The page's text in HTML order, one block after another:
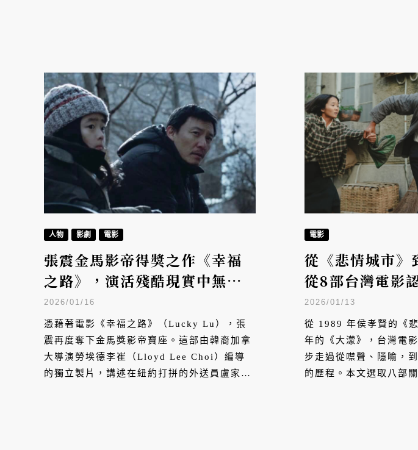
首為何一次次走向危險
義。
人物 影劇 電影
張震金馬影帝得獎之作《幸福
之路》，演活殘酷現實中無聲
掙扎的外送員父親
2026/01/16
憑藉著電影《幸福之路》（Lucky Lu），張
震再度奪下金馬獎影帝寶座。這部由韓裔加拿
大導演勞埃德李崔（Lloyd Lee Choi）編導
的獨立製片，講述在紐約打拼的外送員盧家
電影
從《悲情城市》
從8部台灣電影
2026/01/13
從 1989 年侯孝賢的《
年的《大濛》，台灣電
步走過從噤聲、隱喻，
的歷程。本文選取八部